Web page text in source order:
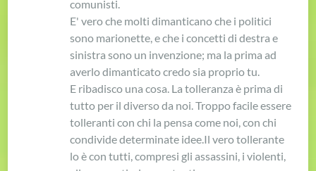
comunisti.
E' vero che molti dimanticano che i politici
sono marionette, e che i concetti di destra e
sinistra sono un invenzione; ma la prima ad
averlo dimanticato credo sia proprio tu.
E ribadisco una cosa. La tolleranza è prima di
tutto per il diverso da noi. Troppo facile essere
tolleranti con chi la pensa come noi, con chi
condivide determinate idee. Il vero tollerante
lo è con tutti, compresi gli assassini, i violenti,